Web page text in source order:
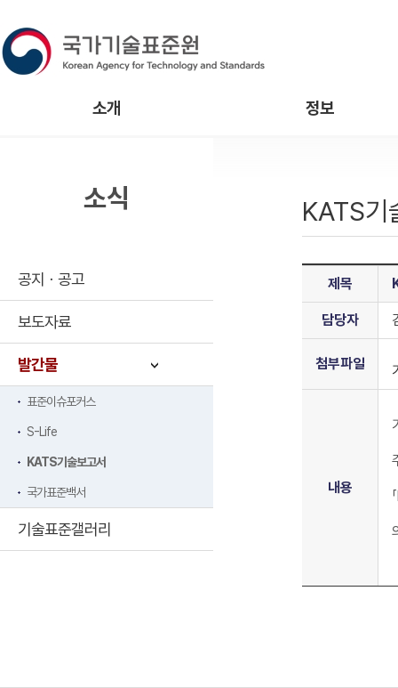
소개 정보
KATS기
제목
담당자
첨부파일
내용
소식
공지ㆍ공고
보도자료
발간물
표준이슈포커스
S-Life
KATS기술보고서
국가표준백서
기술표준갤러리